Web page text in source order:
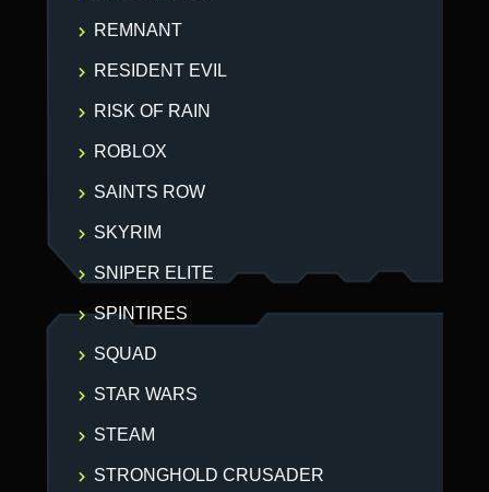
REMNANT
RESIDENT EVIL
RISK OF RAIN
ROBLOX
SAINTS ROW
SKYRIM
SNIPER ELITE
SPINTIRES
SQUAD
STAR WARS
STEAM
STRONGHOLD CRUSADER